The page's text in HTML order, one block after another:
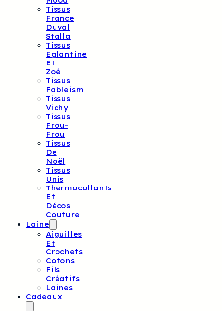
Tissus
France
Duval
Stalla
Tissus
Eglantine
Et
Zoé
Tissus
Fableism
Tissus
Vichy
Tissus
Frou-
Frou
Tissus
De
Noël
Tissus
Unis
Thermocollants
Et
Décos
Couture
Laine
Aiguilles
Et
Crochets
Cotons
Fils
Créatifs
Laines
Cadeaux